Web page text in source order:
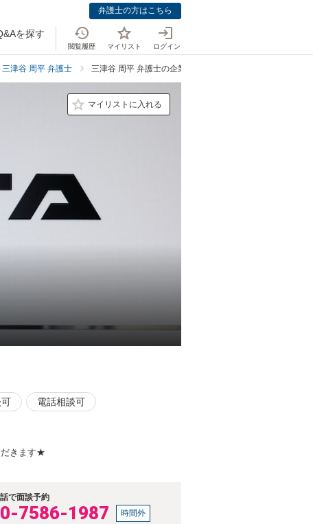
弁護士の方はこちら
を探す
閲覧履歴 マイリスト ログイン
三津谷 周平 弁護士 三津谷 周平 弁護士の企業法務での強み
マイリストに入れる
電話相談可
だきます★
で面談予約
7586-1987 時間外